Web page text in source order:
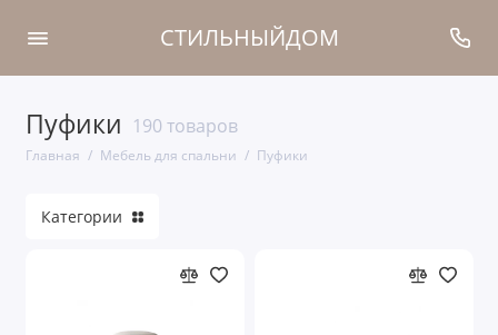
СТИЛЬНЫЙДОМ
Пуфики 190 товаров
Главная Мебель для спальни Пуфики
Спальни
Шкафы
Прикроватные тумбочки
Категории